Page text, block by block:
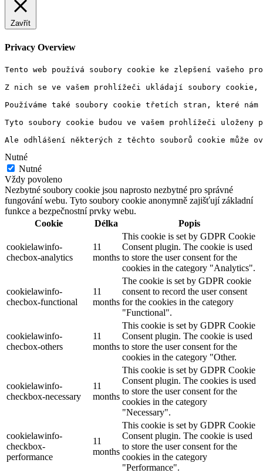
Zavřít
Privacy Overview
Tento web používá soubory cookie ke zlepšení vašeho
Z nich se ve vašem prohlížeči ukládají soubory
Používáme také soubory cookie třetích stran, které
Tyto soubory cookie budou ve vašem prohlížeči
Ale odhlášení některých z těchto souborů cookie může
Nutné
Nutné
Vždy povoleno
Nezbytné soubory cookie jsou naprosto nezbytné pro správné
fungování webu. Tyto soubory cookie anonymně zajišťují základní
funkce a bezpečnostní prvky webu.
Cookie
Délka Popis
cookielawinfo-
checbox-analytics
11
months
This cookie is set by GDPR Cookie
Consent plugin. The cookie is used
to store the user consent for the
cookies in the category "Analytics".
cookielawinfo-
checbox-functional
11
months
The cookie is set by GDPR cookie
consent to record the user consent
for the cookies in the category
"Functional".
cookielawinfo-
checbox-others
11
months
This cookie is set by GDPR Cookie
Consent plugin. The cookie is used
to store the user consent for the
cookies in the category "Other.
cookielawinfo-
checkbox-necessary
11
months
This cookie is set by GDPR Cookie
Consent plugin. The cookies is used
to store the user consent for the
cookies in the category
"Necessary".
cookielawinfo-
checkbox-
performance
11
months
This cookie is set by GDPR Cookie
Consent plugin. The cookie is used
to store the user consent for the
cookies in the category
"Performance".